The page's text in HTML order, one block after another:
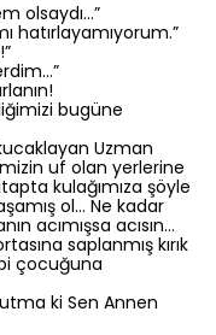
olsaydı…”
hatırlayamıyorum.”
bugüne
Uzman
uf olan yerlerine
kulağımıza şöyle
ol… Ne kadar
acımışsa acısın…
saplanmış kırık
çocuğuna
ki Sen Annen